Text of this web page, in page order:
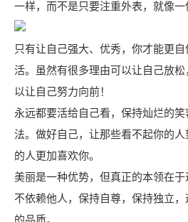
一样，而不是只要注重外表，就像一
只有让自己强大、优秀，你才能更
活。虽然有很多理由可以让自己放
以让自己努力向前！
永远都要活给自己看，保持灿烂的
法。做好自己，让那些看不起你的
的人更加喜欢你。
美丽是一种优势，但真正的本领在于
不依赖他人，保持自尊，保持独立